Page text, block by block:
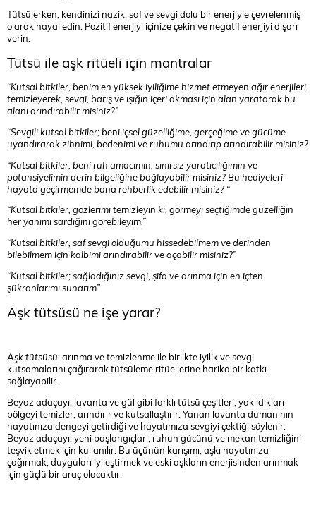
Tütsülerken, kendinizi nazik, saf ve sevgi dolu bir enerjiyle çevrelenmiş
olarak hayal edin. Pozitif enerjiyi içinize çekin ve negatif enerjiyi dışarı
verin.
Tütsü ile aşk ritüeli için mantralar
“Kutsal bitkiler, benim en yüksek iyiliğime hizmet etmeyen ağır enerjileri
temizleyerek, sevgi, barış ve ışığın içeri akması için alan yaratarak bu
alanı arındırabilir misiniz?”
“Sevgili kutsal bitkiler; beni içsel güzelliğime, gerçeğime ve gücüme
uyandırarak zihnimi, bedenimi ve ruhumu arındırıp arındırabilir misiniz?
“Kutsal bitkiler; beni ruh amacımın, sınırsız yaratıcılığımın ve
potansiyelimin derin bilgeliğine bağlayabilir misiniz? Bu hediyeleri
hayata geçirmemde bana rehberlik edebilir misiniz? “
“Kutsal bitkiler, gözlerimi temizleyin ki, görmeyi seçtiğimde güzelliğin
her yanımı sardığını görebileyim.”
“Kutsal bitkiler, saf sevgi olduğumu hissedebilmem ve derinden
bilebilmem için kalbimi arındırabilir ve açabilir misiniz?”
“Kutsal bitkiler; sağladığınız sevgi, şifa ve arınma için en içten
şükranlarımı sunarım”
Aşk tütsüsü ne işe yarar?
Aşk tütsüsü; arınma ve temizlenme ile birlikte iyilik ve sevgi
kutsamalarını çağırarak tütsüleme ritüellerine harika bir katkı
sağlayabilir.
Beyaz adaçayı, lavanta ve gül gibi farklı tütsü çeşitleri; yakıldıkları
bölgeyi temizler, arındırır ve kutsallaştırır. Yanan lavanta dumanının
hayatınıza dengeyi getirdiği ve hayatımıza sevgiyi çektiği söylenir.
Beyaz adaçayı; yeni başlangıçları, ruhun gücünü ve mekan temizliğini
teşvik etmek için kullanılır. Bu üçünün karışımı; aşkı hayatınıza
çağırmak, duyguları iyileştirmek ve eski aşkların enerjisinden arınmak
için güçlü bir araç olacaktır.